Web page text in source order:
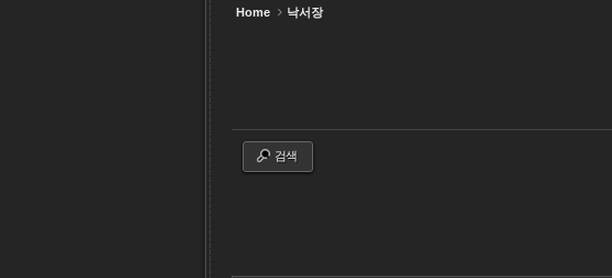
Home 낙서장
검색
Sketchbook5, 스케치북5
Sketchbook5, 스케치북5